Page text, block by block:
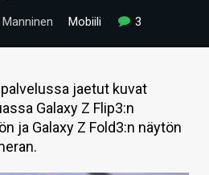
Mobiili 3
jaetut kuvat
Galaxy Z Flip3:n
ja Galaxy Z Fold3:n näytön